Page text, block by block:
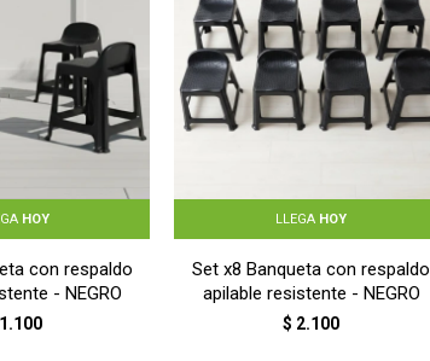
HOY
con respaldo
- NEGRO
1.100
LLEGA HOY
Set x8 Banqueta con respaldo
apilable resistente - NEGRO
$ 2.100